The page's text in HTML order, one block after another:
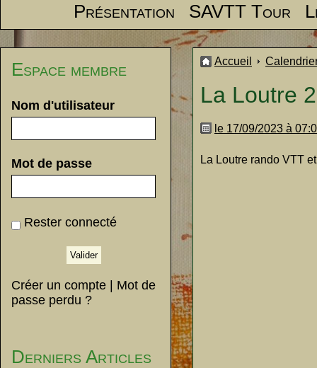
Présentation SAVTT Tour
Espace membre
Nom d'utilisateur
Mot de passe
Rester connecté
Créer un compte
Mot de
passe perdu ?
Derniers Articles
Accueil
La Loutre
le 17/09/2023 à
La Loutre rando VTT